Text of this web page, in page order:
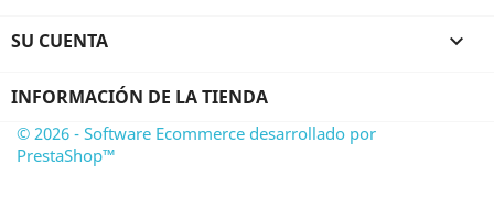
SU CUENTA 
INFORMACIÓN DE LA TIENDA
© 2026 - Software Ecommerce desarrollado por
PrestaShop™